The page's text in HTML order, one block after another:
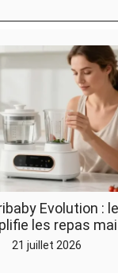
Evolution :
les repas
21 juillet 2026